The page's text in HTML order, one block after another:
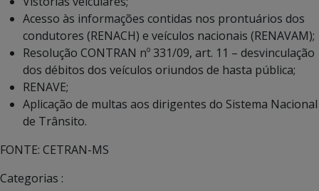
Acesso às informações contidas nos prontuários dos
condutores (RENACH) e veículos nacionais (RENAVAM);
Resolução CONTRAN nº 331/09, art. 11 – desvinculação
dos débitos dos veículos oriundos de hasta pública;
RENAVE;
Aplicação de multas aos dirigentes do Sistema Nacional
de Trânsito.
FONTE: CETRAN-MS
Categorias :